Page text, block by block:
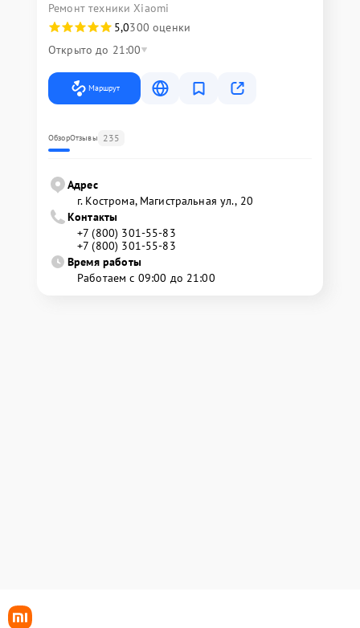
Ремонт техники Xiaomi
5,0300 оценки
Открыто до 21:00
Маршрут
ОбзорОтзывы 235
Адрес
г. Кострома, Магистральная ул., 20
Контакты
+7 (800) 301-55-83
+7 (800) 301-55-83
Время работы
Работаем с 09:00 до 21:00